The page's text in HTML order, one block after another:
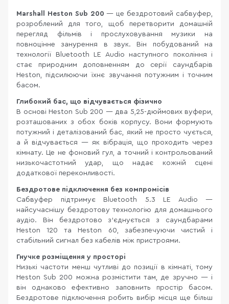
Marshall Heston Sub 200 — це бездротовий сабвуфер,
розроблений для того, щоб перетворити домашній
перегляд фільмів і прослуховування музики на
повноцінне занурення в звук. Він побудований на
технології Bluetooth LE Audio наступного покоління і
стає природним доповненням до серії саундбарів
Heston, підсилюючи їхнє звучання потужним і точним
басом.
Глибокий бас, що відчувається фізично
В основі Heston Sub 200 — два 5,25-дюймових вуфери,
розташованих з обох боків корпусу. Вони формують
потужний і деталізований бас, який не просто чується,
а й відчувається — як вібрація, що проходить через
кімнату. Це не фоновий гул, а точний і контрольований
низькочастотний удар, що надає кожній сцені
додаткової переконливості.
Бездротове підключення без компромісів
Сабвуфер підтримує Bluetooth 5.3 LE Audio —
найсучаснішу бездротову технологію для домашнього
аудіо. Він бездротово з'єднується з саундбарами
Heston 120 та Heston 60, забезпечуючи чистий і
стабільний сигнал без кабелів між пристроями.
Гнучке розміщення у просторі
Низькі частоти менш чутливі до позиції в кімнаті, тому
Heston Sub 200 можна розмістити там, де зручно — і
він однаково ефективно заповнить простір басом.
Бездротове підключення робить вибір місця ще більш